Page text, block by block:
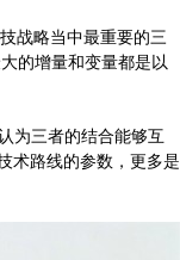
战略当中最重要的三
的增量和变量都是以
为三者的结合能够互
术路线的参数，更多是